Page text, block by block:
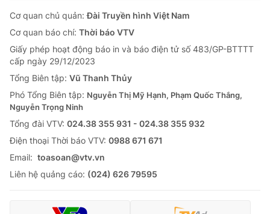
Cơ quan chủ quản:Đài Truyền hình Việt Nam
Cơ quan báo chí: Thời báo VTV
Giấy phép hoạt động báo in và báo điện tử số 483/GP-BTTTT
cấp ngày 29/12/2023
Tổng Biên tập: Vũ Thanh Thủy
Phó Tổng Biên tập: Nguyễn Thị Mỹ Hạnh, Phạm Quốc Thắng,
Nguyễn Trọng Ninh
Tổng đài VTV: 024.38 355 931 - 024.38 355 932
Ðiện thoại Thời báo VTV: 0988 671 671
Email: toasoan@vtv.vn
Liên hệ quảng cáo: (024) 626 79595